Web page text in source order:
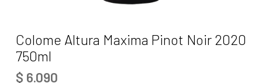
Colome Altura Maxima Pinot Noir 2020
750ml
$ 6.090